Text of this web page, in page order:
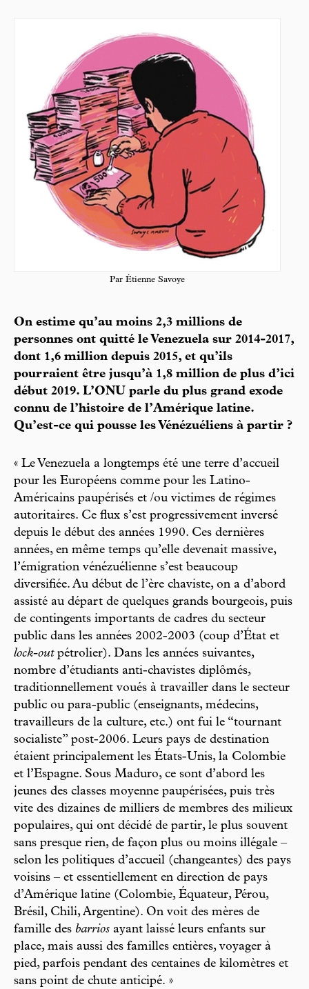
Par Étienne Savoye
On estime qu’au moins 2,3 millions de
personnes ont quitté le Venezuela sur 2014-2017,
dont 1,6 million depuis 2015, et qu’ils
pourraient être jusqu’à 1,8 million de plus d’ici
début 2019. L’ONU parle du plus grand exode
connu de l’histoire de l’Amérique latine.
Qu’est-ce qui pousse les Vénézuéliens à partir ?
« Le Venezuela a longtemps été une terre d’accueil
pour les Européens comme pour les Latino-
Américains paupérisés et /ou victimes de régimes
autoritaires. Ce flux s’est progressivement inversé
depuis le début des années 1990. Ces dernières
années, en même temps qu’elle devenait massive,
l’émigration vénézuélienne s’est beaucoup
diversifiée. Au début de l’ère chaviste, on a d’abord
assisté au départ de quelques grands bourgeois, puis
de contingents importants de cadres du secteur
public dans les années 2002-2003 (coup d’État et
lock-outpétrolier). Dans les années suivantes,
nombre d’étudiants anti-chavistes diplômés,
traditionnellement voués à travailler dans le secteur
public ou para-public (enseignants, médecins,
travailleurs de la culture, etc.) ont fui le “tournant
socialiste” post-2006. Leurs pays de destination
étaient principalement les États-Unis, la Colombie
et l’Espagne. Sous Maduro, ce sont d’abord les
jeunes des classes moyenne paupérisées, puis très
vite des dizaines de milliers de membres des milieux
populaires, qui ont décidé de partir, le plus souvent
sans presque rien, de façon plus ou moins illégale –
selon les politiques d’accueil (changeantes) des pays
voisins – et essentiellement en direction de pays
d’Amérique latine (Colombie, Équateur, Pérou,
Brésil, Chili, Argentine). On voit des mères de
famille des barrios ayant laissé leurs enfants sur
place, mais aussi des familles entières, voyager à
pied, parfois pendant des centaines de kilomètres et
sans point de chute anticipé. »